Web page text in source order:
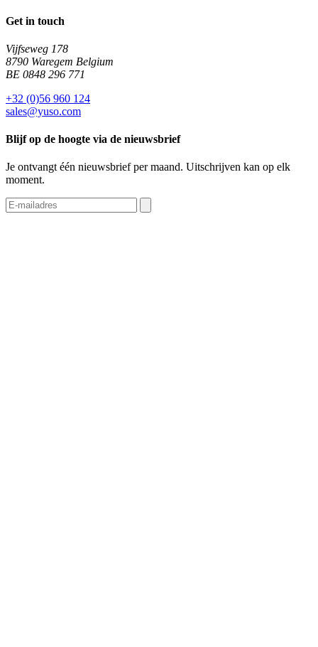
Get in touch
Vijfseweg 178
8790 Waregem Belgium
BE 0848 296 771
+32 (0)56 960 124
sales@yuso.com
Blijf op de hoogte via de nieuwsbrief
Je ontvangt één nieuwsbrief per maand. Uitschrijven kan op elk
moment.